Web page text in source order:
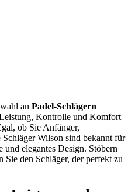
an Padel-Schlägern
Kontrolle und Komfort
ob Sie Anfänger,
Wilson sind bekannt für
elegantes Design. Stöbern
Sie den Schläger, der perfekt zu